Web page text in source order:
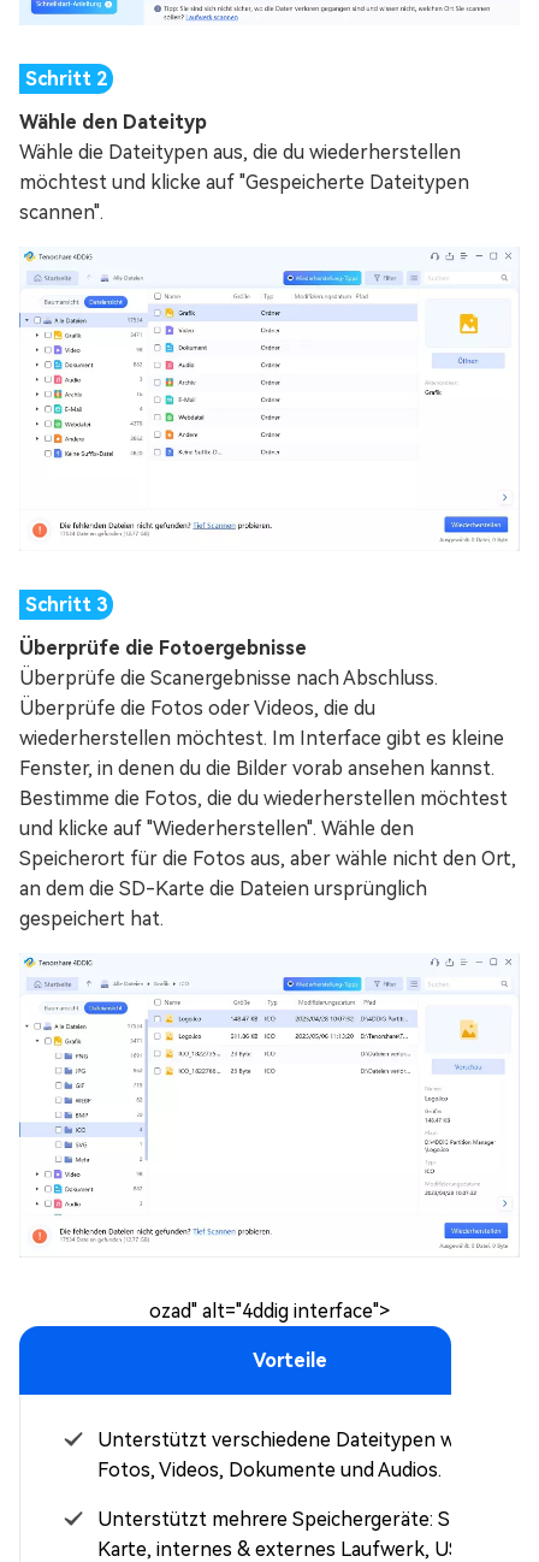
Wähle den Dateityp
Wähle die Dateitypen aus, die du wiederherstellen
möchtest und klicke auf "Gespeicherte Dateitypen
scannen".
Überprüfe die Fotoergebnisse
Überprüfe die Scanergebnisse nach Abschluss.
Überprüfe die Fotos oder Videos, die du
wiederherstellen möchtest. Im Interface gibt es kleine
Fenster, in denen du die Bilder vorab ansehen kannst.
Bestimme die Fotos, die du wiederherstellen möchtest
und klicke auf "Wiederherstellen". Wähle den
Speicherort für die Fotos aus, aber wähle nicht den Ort,
an dem die SD-Karte die Dateien ursprünglich
gespeichert hat.
ozad" alt="4ddig interface">
Vorteile
Unterstützt verschiedene Dateitypen wie
Fotos, Videos, Dokumente und Audios.
Unterstützt mehrere Speichergeräte: SD-
Karte, internes & externes Laufwerk, USB-